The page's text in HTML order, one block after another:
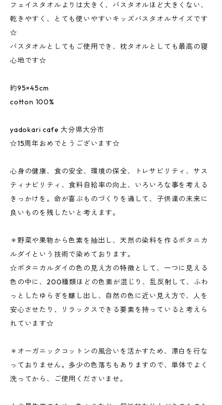
フェイスタオルよりは大きく、バスタオルほど大きくない、
乾きやすく、とても使いやすいキッズバスタオルサイズです
☆
バスタオルとしてもご使用でき、枕タオルとしても最高の寝
心地です☆
約95×45cm
cotton 100%
yadokari cafe 大分県大分市
☆15周年おめでとうございます☆
心身の健康、食の安全、環境の保全、トレサビリティ、サス
ティナビリティ、食料自給率の向上、いろいろな事を考える
きっかけを。命が喜ぶものづくりを通して、子供達の未来に
良いものを残したいと考えます。
＊野菜や果物から色素を抽出し、天然の染料を作るボタニカ
ルダイという技術で染めております。
☆ボタニカルダイの色の見え方の特徴として、一つに見える
色の中に、200種類ほどの色素が混じり、乱反射して、ふわ
っとしたゆらぎを醸し出し、自然の色に近い見え方で、人を
安心させたり、リラックスできる要素を持っていると考えら
れています☆
＊オーガニックコットンの風合いを活かすため、漂白を行な
っておりません。多少の色落ちもありますので、単体でよく
洗ってから、ご使用くださいませ。